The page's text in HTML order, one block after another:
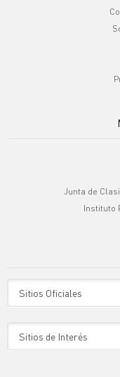
Junta de
Instituto